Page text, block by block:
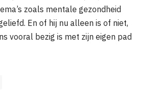
zoals mentale gezondheid
En of hij nu alleen is of niet,
vooral bezig is met zijn eigen pad